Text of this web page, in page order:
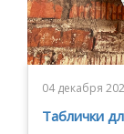
04 декабря
Таблички